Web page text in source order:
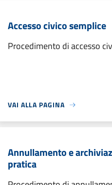
Accesso civico semplice
Procedimento di accesso
VAI ALLA PAGINA
Annullamento e
pratica